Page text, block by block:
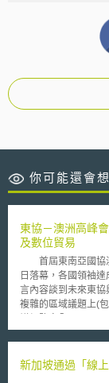
你可能還會
東協－澳洲高峰
及數位貿易
首屆東南亞國協
日落幕，各國領袖
言內容談到未來東
複雜的區域議題上(包含
今許多技術的應用
各國將承諾共同致
新加坡通過「線